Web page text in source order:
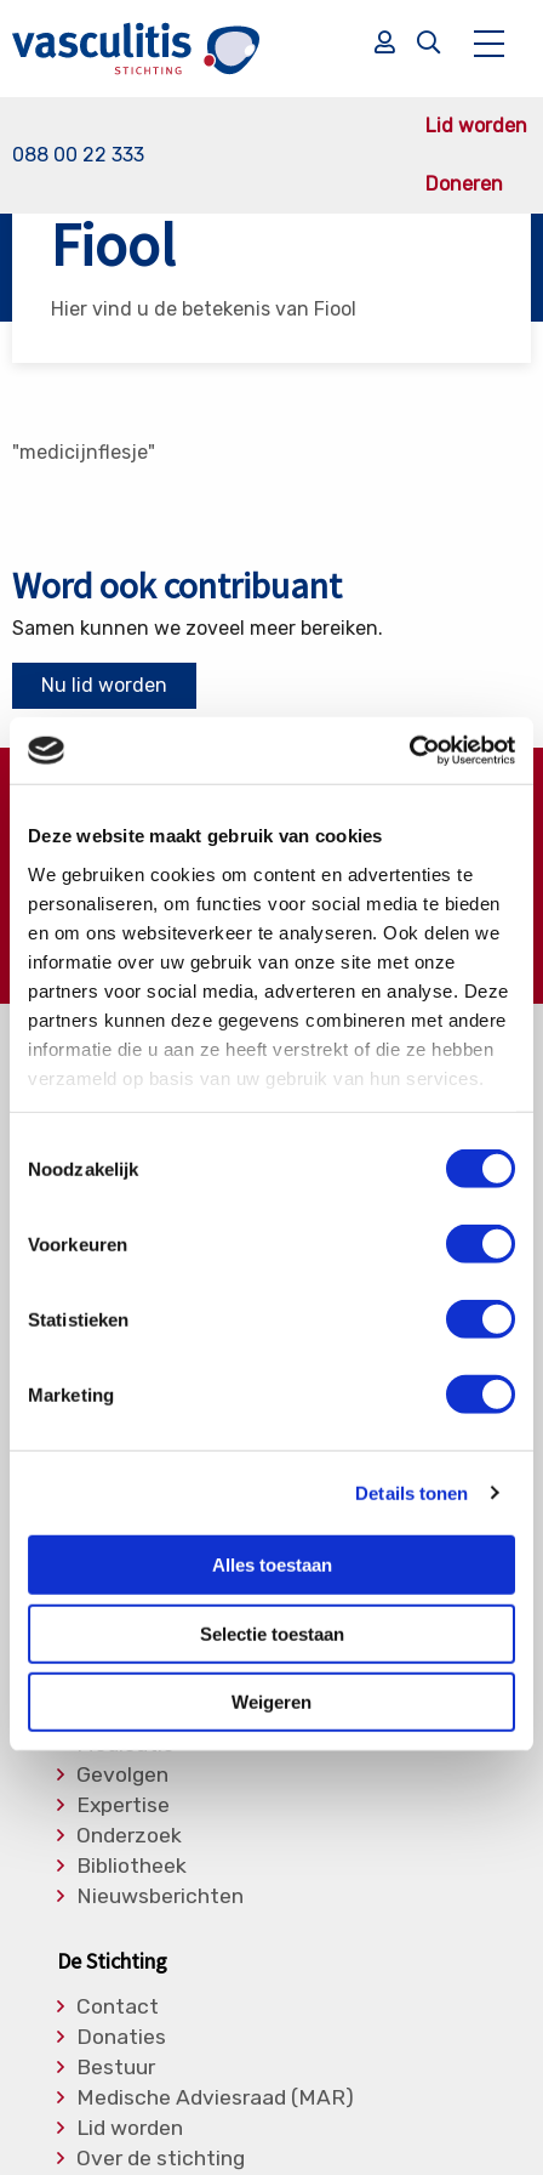
Deze website maakt gebruik van cookies
We gebruiken cookies om content en advertenties te
personaliseren, om functies voor social media te bieden
en om ons websiteverkeer te analyseren. Ook delen we
informatie over uw gebruik van onze site met onze
partners voor social media, adverteren en analyse. Deze
partners kunnen deze gegevens combineren met andere
informatie die u aan ze heeft verstrekt of die ze hebben
verzameld op basis van uw gebruik van hun services.
Noodzakelijk
Voorkeuren
Statistieken
Marketing
Details tonen
Alles toestaan
Selectie toestaan
Weigeren
088 00 22 333
Lid worden
Doneren
Zoek
Zoek
Fiool
Hier vind u de betekenis van Fiool
"medicijnflesje"
Word ook contribuant
Samen kunnen we zoveel meer bereiken.
Nu lid worden
Meer weten over wat we met uw extra gift doen?
Klik hier
€ Doneer
Vragen?
of bel ons op:
Ziektebeelden
EGPA
RCA
Overige Vasculitiden
Informatie
Soorten Vasculitis
Medicatie
Gevolgen
Expertise
Onderzoek
Bibliotheek
Nieuwsberichten
De Stichting
Contact
Donaties
Bestuur
Medische Adviesraad (MAR)
Lid worden
Over de stichting